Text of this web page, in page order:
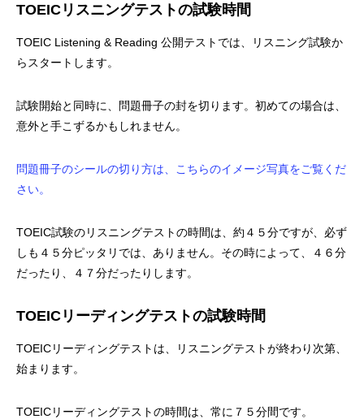
TOEICリスニングテストの試験時間
TOEIC Listening & Reading 公開テストでは、リスニング試験か
らスタートします。
試験開始と同時に、問題冊子の封を切ります。初めての場合は、
意外と手こずるかもしれません。
問題冊子のシールの切り方は、こちらのイメージ写真をご覧くだ
さい。
TOEIC試験のリスニングテストの時間は、約４５分ですが、必ず
しも４５分ピッタリでは、ありません。その時によって、４６分
だったり、４７分だったりします。
TOEICリーディングテストの試験時間
TOEICリーディングテストは、リスニングテストが終わり次第、
始まります。
TOEICリーディングテストの時間は、常に７５分間です。